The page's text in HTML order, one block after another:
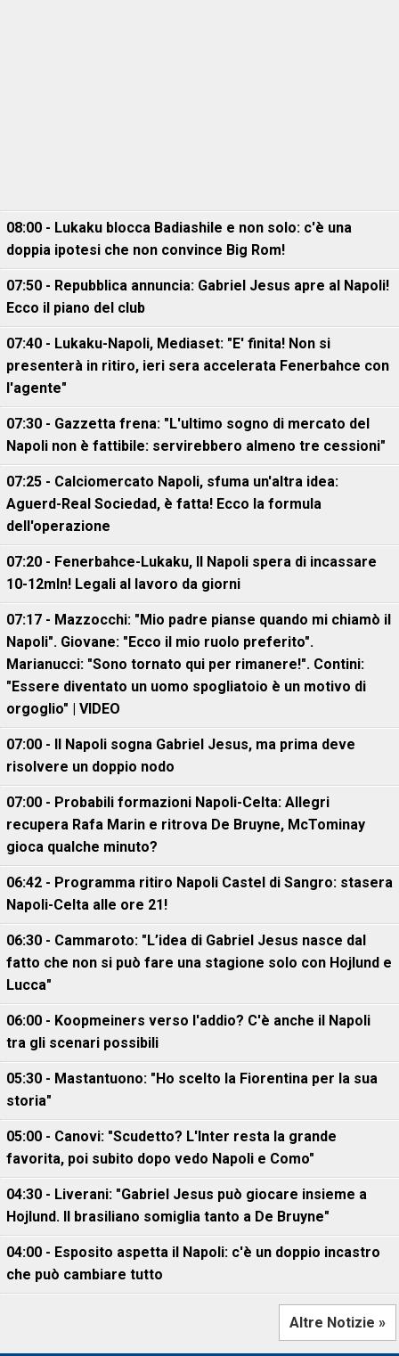
08:00 - Lukaku blocca Badiashile e non solo: c'è una
doppia ipotesi che non convince Big Rom!
07:50 - Repubblica annuncia: Gabriel Jesus apre al Napoli!
Ecco il piano del club
07:40 - Lukaku-Napoli, Mediaset: "E' finita! Non si
presenterà in ritiro, ieri sera accelerata Fenerbahce con
l'agente"
07:30 - Gazzetta frena: "L'ultimo sogno di mercato del
Napoli non è fattibile: servirebbero almeno tre cessioni"
07:25 - Calciomercato Napoli, sfuma un'altra idea:
Aguerd-Real Sociedad, è fatta! Ecco la formula
dell'operazione
07:20 - Fenerbahce-Lukaku, ll Napoli spera di incassare
10-12mln! Legali al lavoro da giorni
07:17 - Mazzocchi: "Mio padre pianse quando mi chiamò il
Napoli". Giovane: "Ecco il mio ruolo preferito".
Marianucci: "Sono tornato qui per rimanere!". Contini:
"Essere diventato un uomo spogliatoio è un motivo di
orgoglio" | VIDEO
07:00 - Il Napoli sogna Gabriel Jesus, ma prima deve
risolvere un doppio nodo
07:00 - Probabili formazioni Napoli-Celta: Allegri
recupera Rafa Marin e ritrova De Bruyne, McTominay
gioca qualche minuto?
06:42 - Programma ritiro Napoli Castel di Sangro: stasera
Napoli-Celta alle ore 21!
06:30 - Cammaroto: "L’idea di Gabriel Jesus nasce dal
fatto che non si può fare una stagione solo con Hojlund e
Lucca"
06:00 - Koopmeiners verso l'addio? C'è anche il Napoli
tra gli scenari possibili
05:30 - Mastantuono: "Ho scelto la Fiorentina per la sua
storia"
05:00 - Canovi: "Scudetto? L'Inter resta la grande
favorita, poi subito dopo vedo Napoli e Como"
04:30 - Liverani: "Gabriel Jesus può giocare insieme a
Hojlund. Il brasiliano somiglia tanto a De Bruyne"
04:00 - Esposito aspetta il Napoli: c'è un doppio incastro
che può cambiare tutto
Altre Notizie »